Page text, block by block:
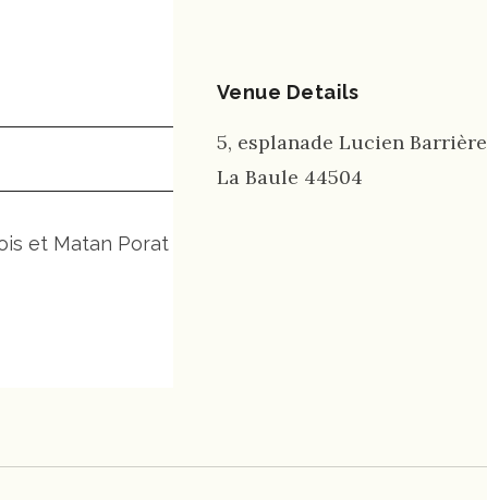
et Matan Porat
Venue Details
5, esplanade Lucien Barrière
La Baule 44504